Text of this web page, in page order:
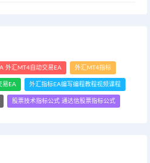
外汇MT4自动交易EA 外汇MT4指标
易EA 外汇指标EA编写编程教程视频课程
股票技术指标公式 通达信股票指标公式